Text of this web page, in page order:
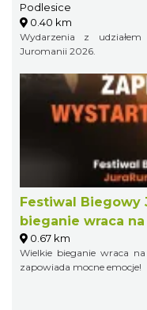
Podlesice
0.40 km
Wydarzenia z
Juromanii 2026.
Festiwal Biegowy
bieganie wraca na
0.67 km
Wielkie bieganie wraca
zapowiada mocne emocje!